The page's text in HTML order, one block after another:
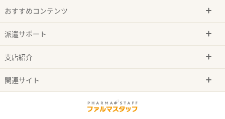
おすすめコンテンツ
派遣サポート
支店紹介
関連サイト